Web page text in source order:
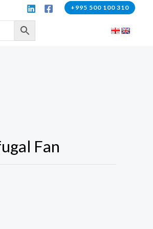
+995 500 100 310
Fan